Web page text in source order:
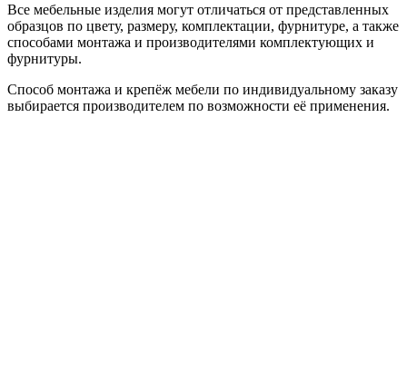
Все мебельные изделия могут отличаться от представленных
образцов по цвету, размеру, комплектации, фурнитуре, а также
способами монтажа и производителями комплектующих и
фурнитуры.
Способ монтажа и крепёж мебели по индивидуальному заказу
выбирается производителем по возможности её применения.